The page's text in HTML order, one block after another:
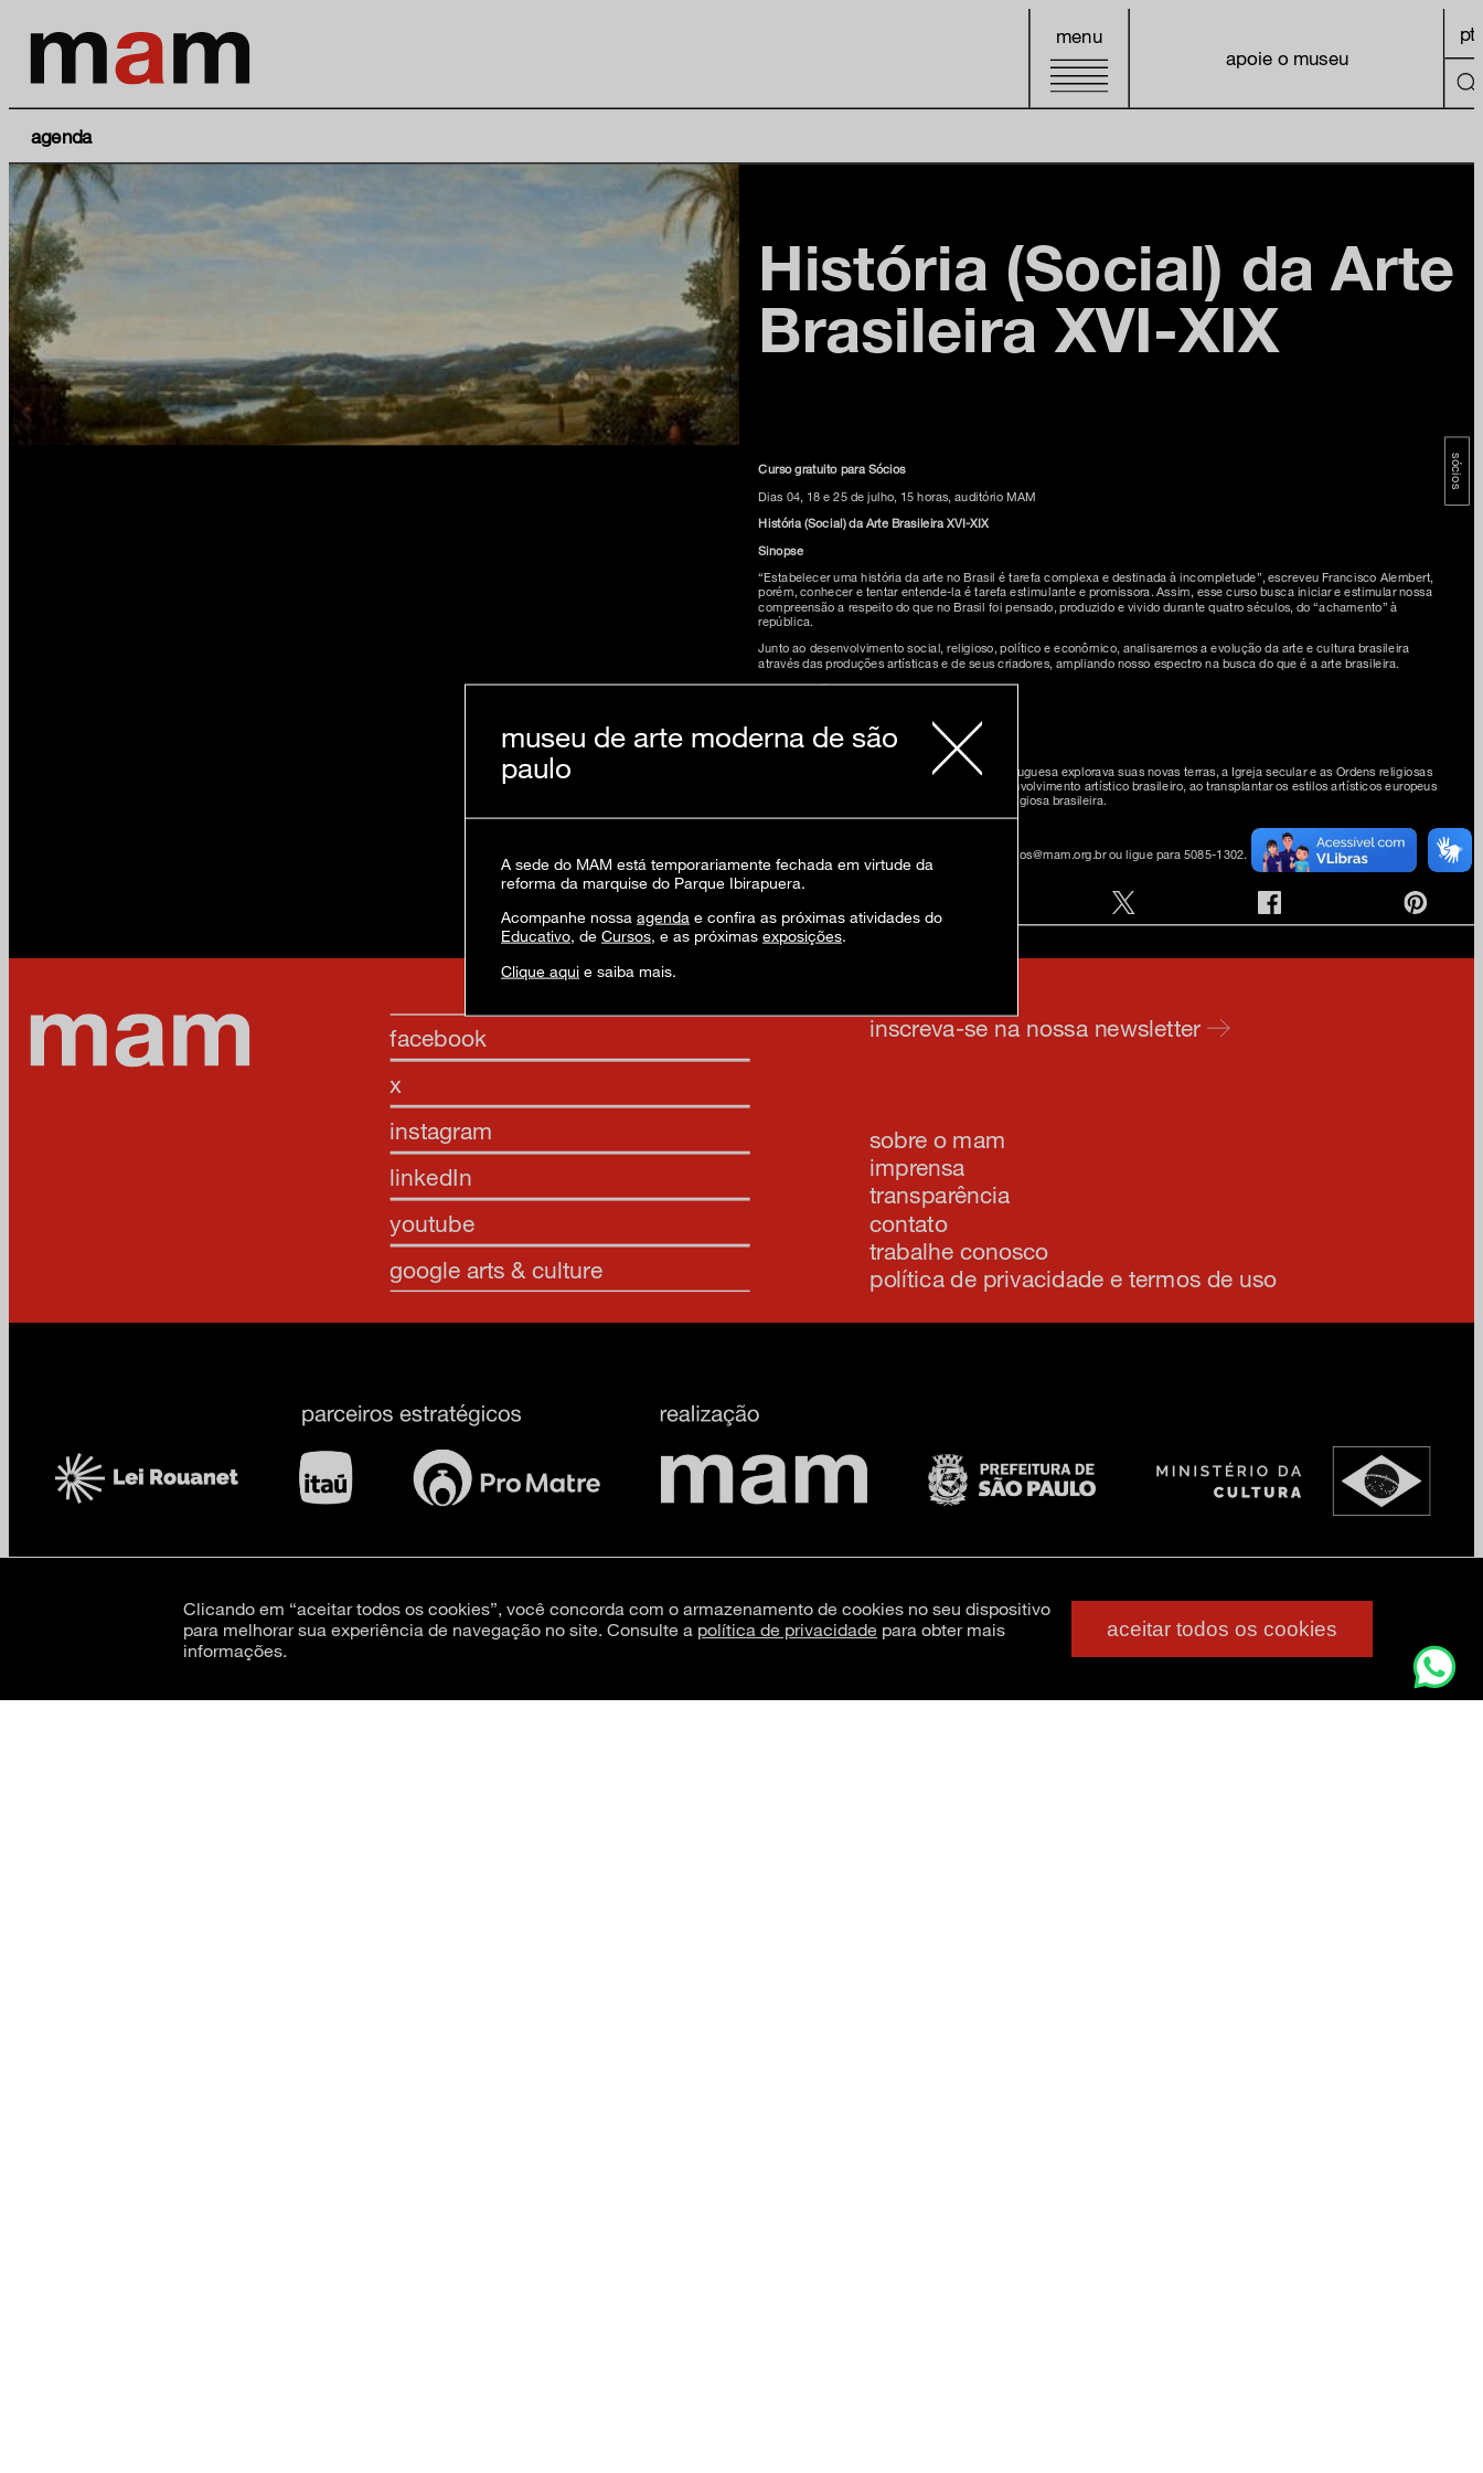
menu
apoie o museu
pt
agenda
História (Social) da Arte
Brasileira XVI-XIX
Curso gratuito para Sócios
Dias 04, 18 e 25 de julho, 15 horas, auditório MAM
História (Social) da Arte Brasileira XVI-XIX
Sinopse
“Estabelecer uma história da arte no Brasil é tarefa complexa e destinada à incompletude”, escreveu Francisco Alembert,
porém, conhecer e tentar entende-la é tarefa estimulante e promissora. Assim, esse curso busca iniciar e estimular nossa
compreensão a respeito do que no Brasil foi pensado, produzido e vivido durante quatro séculos, do “achamento” à
república.
Junto ao desenvolvimento social, religioso, político e econômico, analisaremos a evolução da arte e cultura brasileira
através das produções artísticas e de seus criadores, ampliando nosso espectro na busca do que é a arte brasileira.
Programação
Aula 2 – Dia 18 de julho, 15h, auditório MAM
Da Colônia ao Império – Enquanto a coroa portuguesa explorava suas novas terras, a Igreja secular e as Ordens religiosas
criavam um dos períodos mais férteis do desenvolvimento artístico brasileiro, ao transplantar os estilos artísticos europeus
(Maneirismo, Barroco e Rococó) para a arte religiosa brasileira.
Para confirmar sua presença escreva para sócios@mam.org.br ou ligue para 5085-1302.
sócios
facebook
x
instagram
linkedIn
youtube
google arts & culture
inscreva-se na nossa newsletter
sobre o mam
imprensa
transparência
contato
trabalhe conosco
política de privacidade e termos de uso
Razão social: Museu de Arte Moderna de São Paulo
museu de arte moderna de são
paulo
A sede do MAM está temporariamente fechada em virtude da
reforma da marquise do Parque Ibirapuera.
Acompanhe nossa agenda e confira as próximas atividades do
Educativo, de Cursos, e as próximas exposições.
Clique aqui e saiba mais.
Clicando em “aceitar todos os cookies”, você concorda com o armazenamento de cookies no seu dispositivo
para melhorar sua experiência de navegação no site. Consulte a política de privacidade para obter mais
informações.
aceitar todos os cookies